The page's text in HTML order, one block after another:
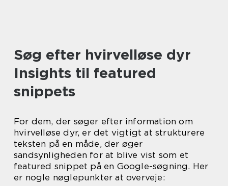
Søg efter hvirvelløse dyr
Insights til featured
snippets
For dem, der søger efter information om
hvirvelløse dyr, er det vigtigt at strukturere
teksten på en måde, der øger
sandsynligheden for at blive vist som et
featured snippet på en Google-søgning. Her
er nogle nøglepunkter at overveje: